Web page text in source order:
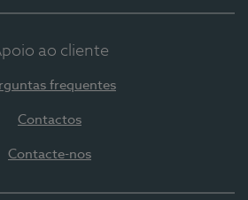
ao cliente
frequentes
Contactos
Contacte-nos